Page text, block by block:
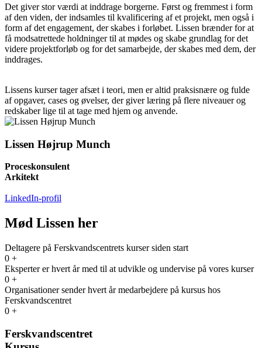
Det giver stor værdi at inddrage borgerne. Først og fremmest i form
af den viden, der indsamles til kvalificering af et projekt, men også i
form af det engagement, der skabes i forløbet. Lissen brænder for at
få modsatrettede holdninger til at mødes og skabe grundlag for det
videre projektforløb og for det samarbejde, der skabes med dem, der
inddrages.
Lissens kurser tager afsæt i teori, men er altid praksisnære og fulde
af opgaver, cases og øvelser, der giver læring på flere niveauer og
redskaber lige til at tage med hjem og anvende.
Lissen Højrup Munch
Proceskonsulent
Arkitekt
LinkedIn-profil
Mød Lissen her
Deltagere på Ferskvandscentrets kurser siden start
0 +
Eksperter er hvert år med til at udvikle og undervise på vores kurser
0 +
Organisationer sender hvert år medarbejdere på kursus hos
Ferskvandscentret
0 +
Ferskvandscentret